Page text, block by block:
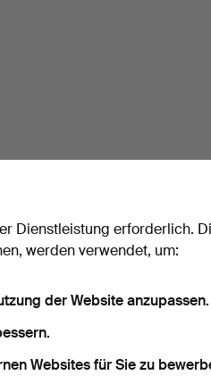
Dienstleistung erforderlich.
werden verwendet, um:
der Website anzupassen.
Websites für Sie zu